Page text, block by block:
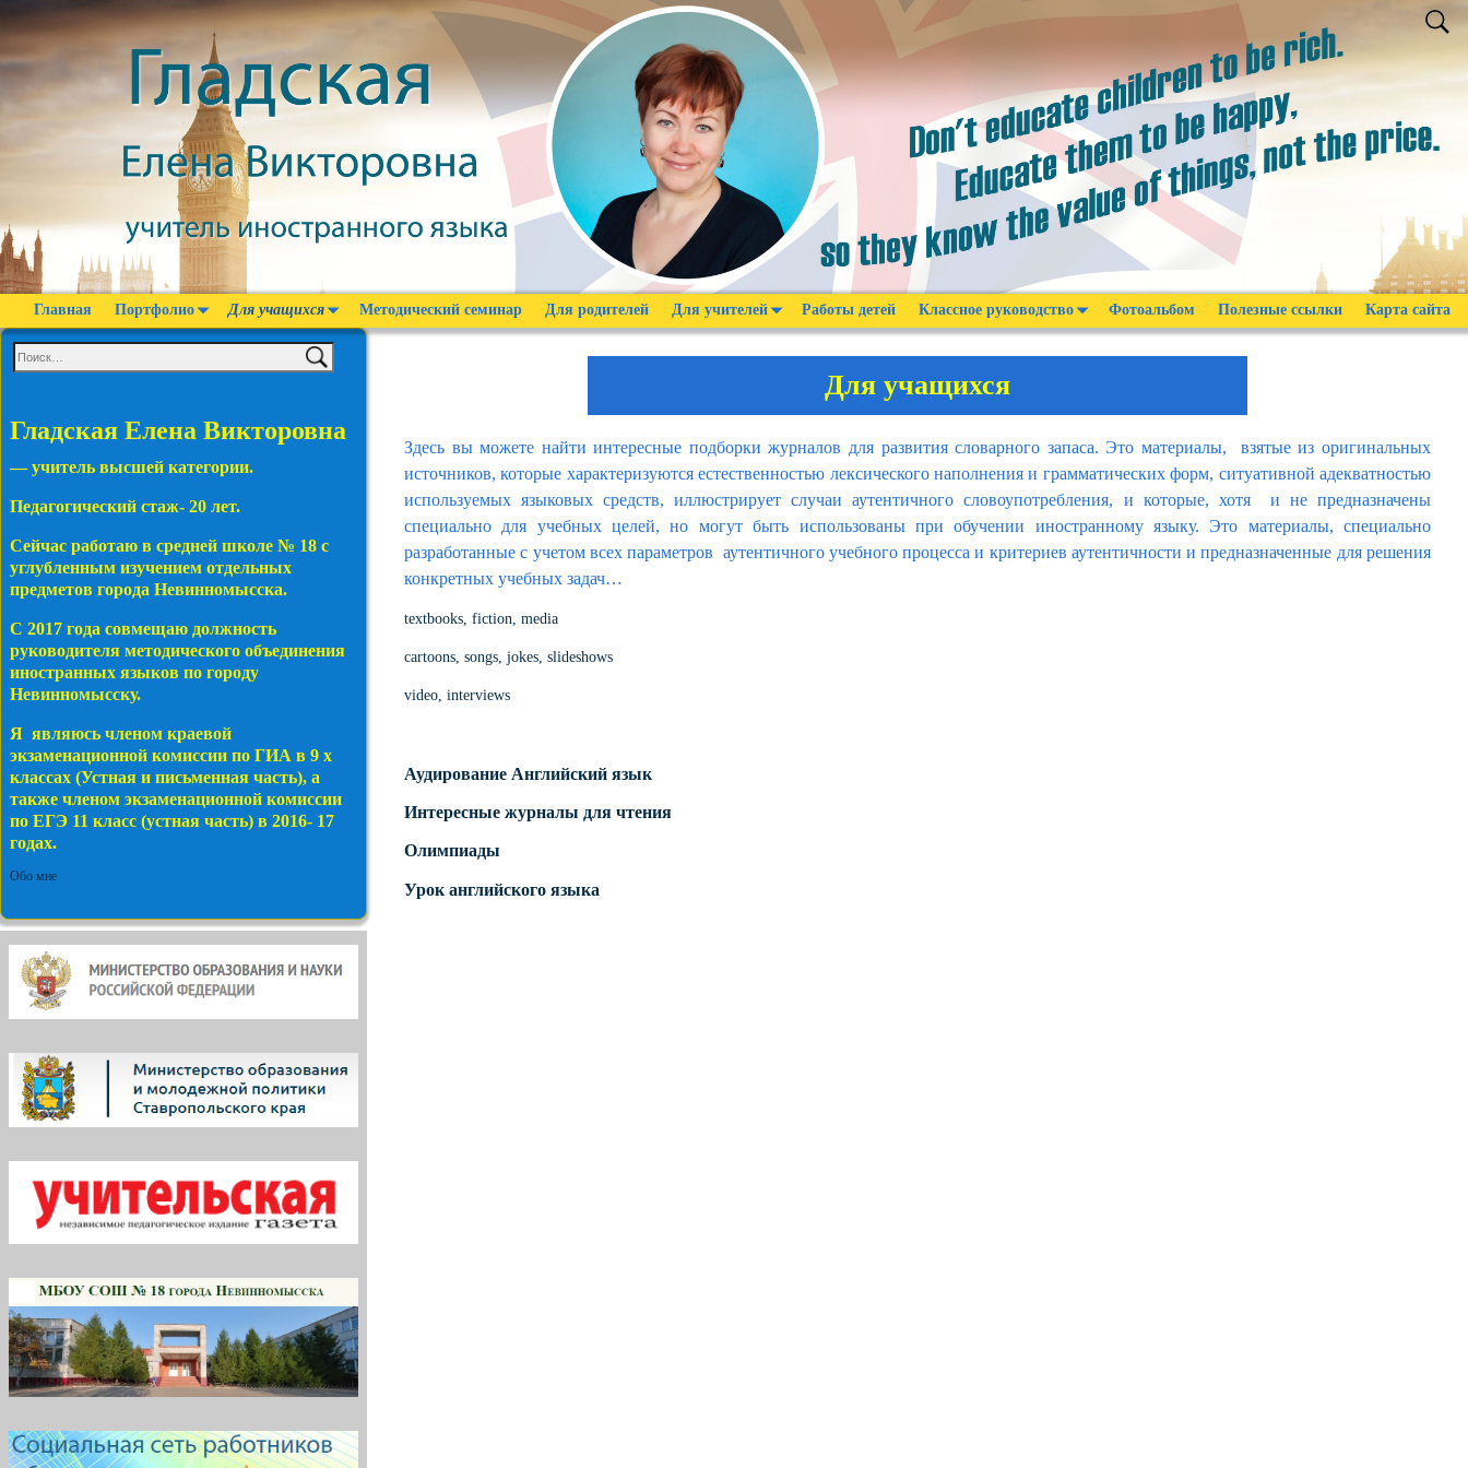
Главная Портфолио Для учащихся Методический семинар Для родителей Для учителей Работы детей Классное руководство Фотоальбом Полезные ссылки Карта сайта
Для учащихся
Здесь вы можете найти интересные подборки журналов для развития словарного запаса. Это материалы, взятые из оригинальных
источников, которые характеризуются естественностью лексического наполнения и грамматических форм, ситуативной адекватностью
используемых языковых средств, иллюстрирует случаи аутентичного словоупотребления, и которые, хотя и не предназначены
специально для учебных целей, но могут быть использованы при обучении иностранному языку. Это материалы, специально
разработанные с учетом всех параметров аутентичного учебного процесса и критериев аутентичности и предназначенные для решения
конкретных учебных задач…
textbooks, fiction, media
cartoons, songs, jokes, slideshows
video, interviews
Аудирование Английский язык
Интересные журналы для чтения
Олимпиады
Урок английского языка
Гладская Елена Викторовна
— учитель высшей категории.
Педагогический стаж- 20 лет.
Сейчас работаю в средней школе № 18 с
углубленным изучением отдельных
предметов города Невинномысска.
С 2017 года совмещаю должность
руководителя методического объединения
иностранных языков по городу
Невинномысску.
Я являюсь членом краевой
экзаменационной комиссии по ГИА в 9 х
классах (Устная и письменная часть), а
также членом экзаменационной комиссии
по ЕГЭ 11 класс (устная часть) в 2016- 17
годах.
Обо мне